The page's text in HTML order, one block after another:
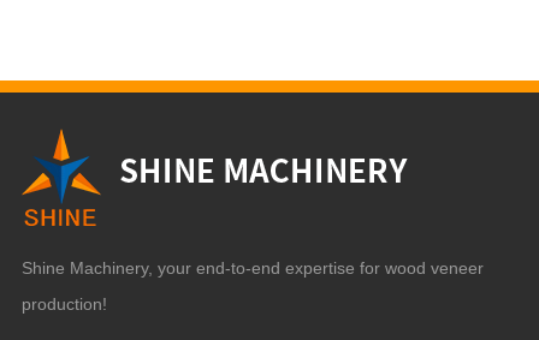
Shine Machinery, your end-to-end expertise for wood veneer
production!